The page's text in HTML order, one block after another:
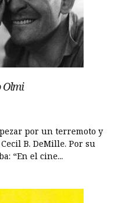
Olmi
por un terremoto y
B. DeMille. Por su
“En el cine...